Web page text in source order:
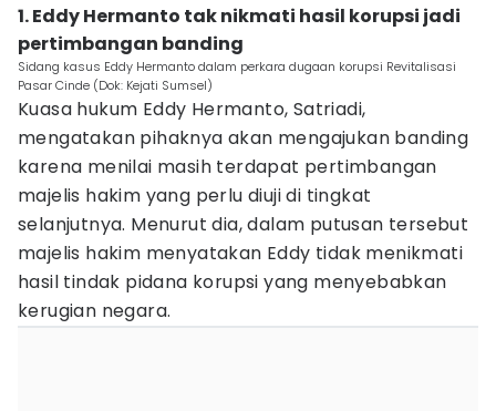
1. Eddy Hermanto tak nikmati hasil korupsi jadi
pertimbangan banding
Sidang kasus Eddy Hermanto dalam perkara dugaan korupsi Revitalisasi
Pasar Cinde (Dok: Kejati Sumsel)
Kuasa hukum Eddy Hermanto, Satriadi,
mengatakan pihaknya akan mengajukan banding
karena menilai masih terdapat pertimbangan
majelis hakim yang perlu diuji di tingkat
selanjutnya. Menurut dia, dalam putusan tersebut
majelis hakim menyatakan Eddy tidak menikmati
hasil tindak pidana korupsi yang menyebabkan
kerugian negara.